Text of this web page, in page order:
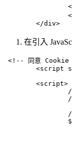
在引入
<!-- 同意 Cookie